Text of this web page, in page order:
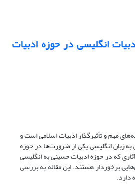
انگلیسی در حوزه ادبیات
مهم و تأثیرگذار ادبیات اسلامی است و
به زبان انگلیسی یکی از ضرورت‌ها در حوزه
که در حوزه ادبیات حسینی به انگلیسی
برخوردار هستند. این مقاله به بررسی
دارد.